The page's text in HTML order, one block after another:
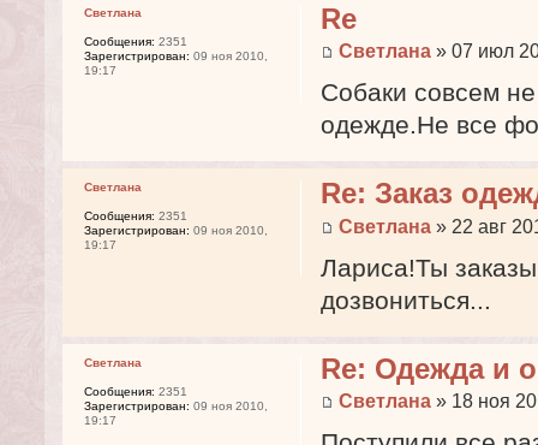
Re
Светлана » 07 июл
Собаки совсем
одежде.Не все
Светлана
Сообщения: 2351
Зарегистрирован: 09 ноя 2010,
19:17
Re: Заказ
Светлана » 22 авг
Лариса!Ты
дозвониться...
Светлана
Сообщения: 2351
Зарегистрирован: 09 ноя 2010,
19:17
Re: Одежда и
Светлана » 18 ноя
Светлана
Сообщения: 2351
Зарегистрирован: 09 ноя 2010,
19:17